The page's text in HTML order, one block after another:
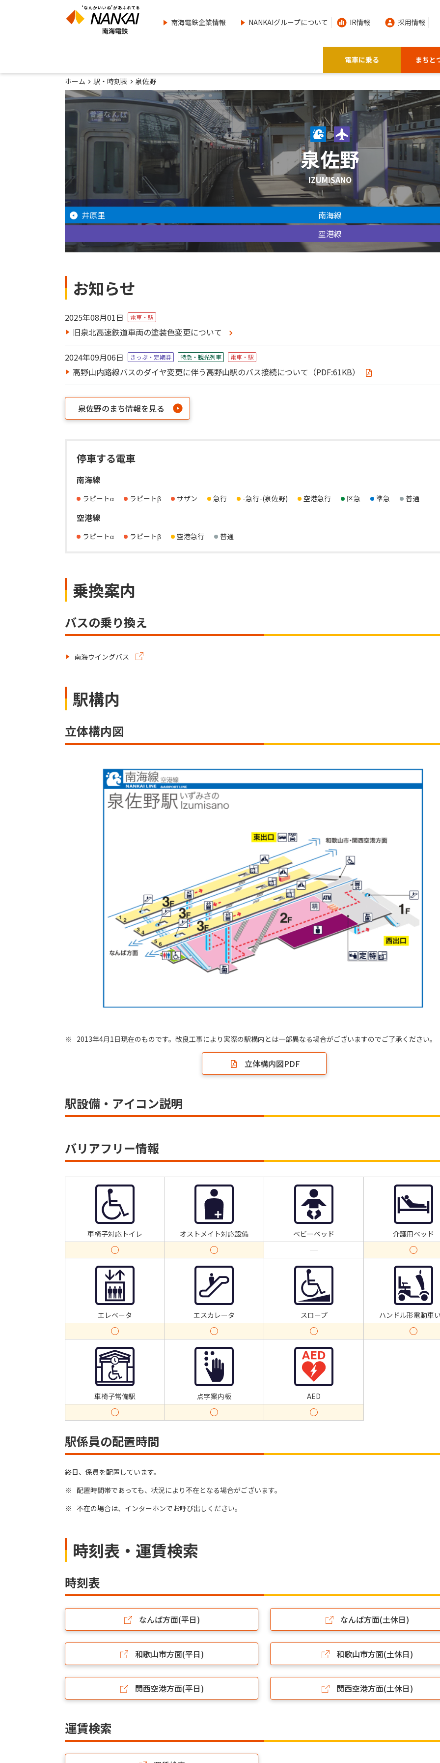
南海電鉄企業情報 NANKAIグループについて IR情報 採用情報
電車に乗る まちと
ホーム 駅・時刻表 泉佐野
泉佐野
IZUMISANO
井原里
南海線
空港線
お知らせ
2025年08月01日 電車・駅
旧泉北高速鉄道車両の塗装色変更について
2024年09月06日 きっぷ・定期券 特急・観光列⾞ 電車・駅
高野山内路線バスのダイヤ変更に伴う高野山駅のバス接続について（PDF:61KB）
泉佐野のまち情報を見る
停車する電車
南海線
ラピートα ラピートβ サザン 急行 -急行-(泉佐野) 空港急行 区急 準急 普通
空港線
ラピートα ラピートβ 空港急行 普通
乗換案内
バスの乗り換え
南海ウイングバス
駅構内
立体構内図
※ 2013年4月1日現在のものです。改良工事により実際の駅構内とは一部異なる場合がございますのでご了承ください。
立体構内図PDF
駅設備・アイコン説明
バリアフリー情報
車椅子対応トイレ オストメイト対応設備 ベビーベッド 介護用ベッド
エレベータ エスカレータ スロープ ハンドル形電動車
車椅子常備駅 点字案内板 AED
駅係員の配置時間
終日、係員を配置しています。
※ 配置時間帯であっても、状況により不在となる場合がございます。
※ 不在の場合は、インターホンでお呼び出しください。
時刻表・運賃検索
時刻表
なんば方面(平日) なんば方面(土休日)
和歌山市方面(平日) 和歌山市方面(土休日)
関西空港方面(平日) 関西空港方面(土休日)
運賃検索